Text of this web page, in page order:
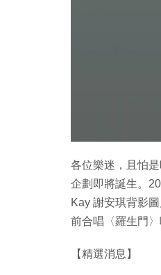
各位樂迷，且怕
企劃即將誕生。
Kay 謝安琪背影
前合唱〈羅生門
【精選消息】